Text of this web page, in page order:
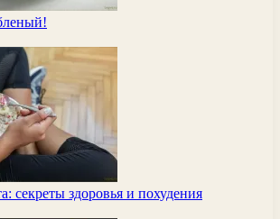
секреты здоровья и похудения